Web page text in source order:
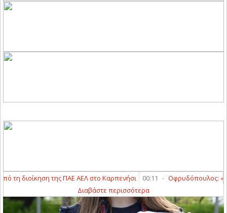
διοίκηση της ΠΑΕ ΑΕΛ στο Καρπενήσι 00:11 - Οφρυδόπουλος:
Διαβάστε περισσότερα